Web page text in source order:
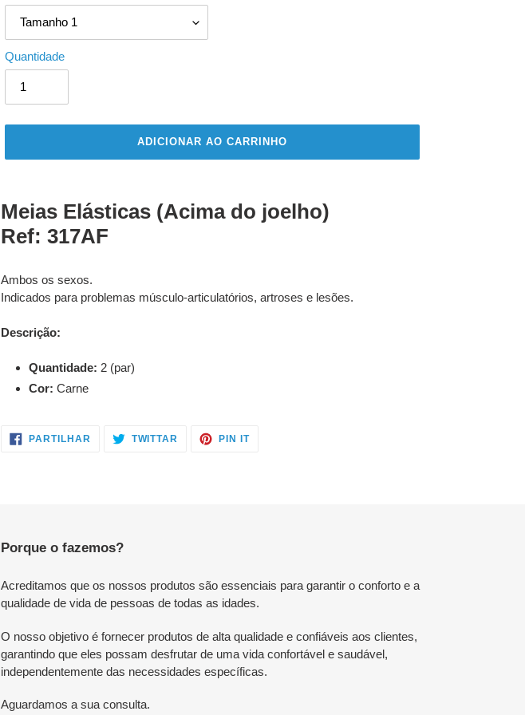
Quantidade
ADICIONAR AO CARRINHO
adicionar
produto
ao
Meias Elásticas (Acima do joelho)
Ref: 317AF
Ambos os sexos.
Indicados para problemas músculo-articulatórios, artroses e lesões.
Descrição:
Quantidade: 2 (par)
Cor: Carne
PARTILHAR PARTILHE
NO
TWITTAR TWITTARPIN ITADICIONE
Porque o fazemos?
Acreditamos que os nossos produtos são essenciais para garantir o conforto e a
qualidade de vida de pessoas de todas as idades.
O nosso objetivo é fornecer produtos de alta qualidade e confiáveis aos clientes,
garantindo que eles possam desfrutar de uma vida confortável e saudável,
independentemente das necessidades específicas.
Aguardamos a sua consulta.